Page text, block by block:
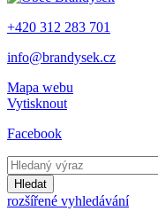
+420 312 283 701
info@brandysek.cz
Mapa webu
Vytisknout
Facebook
Hledat
rozšířené vyhledávání